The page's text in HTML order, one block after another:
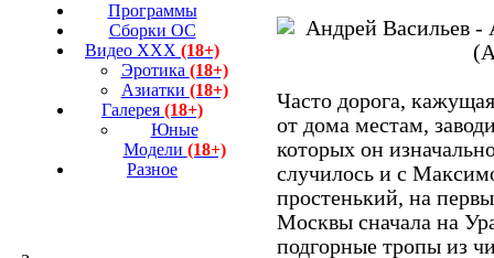
Программы
Сборки ОС
Видео ХХХ (18+)
Эротика (18+)
Азиатки (18+)
Галерея (18+)
Юные
Модели (18+)
Разное
Часто дорога,
от дома местам,
которых он
случилось и с
простенький, на
Москвы сначала на
подгорные тропы из